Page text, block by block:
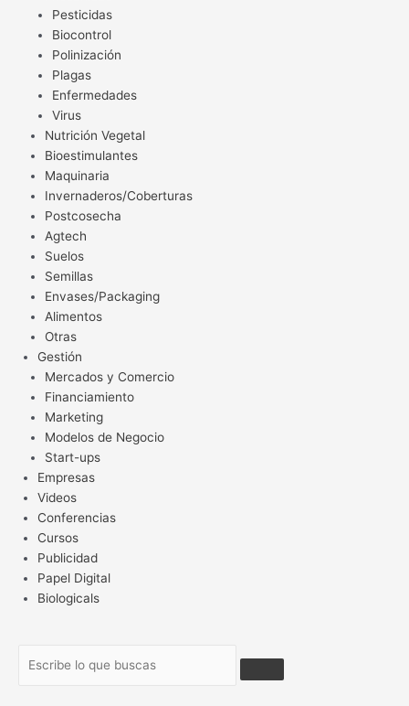
Pesticidas
Biocontrol
Polinización
Plagas
Enfermedades
Virus
Nutrición Vegetal
Bioestimulantes
Maquinaria
Invernaderos/Coberturas
Postcosecha
Agtech
Suelos
Semillas
Envases/Packaging
Alimentos
Otras
Gestión
Mercados y Comercio
Financiamiento
Marketing
Modelos de Negocio
Start-ups
Empresas
Videos
Conferencias
Cursos
Publicidad
Papel Digital
Biologicals